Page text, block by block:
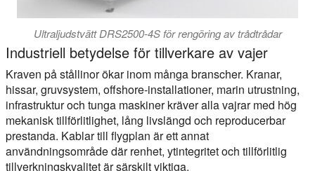
Ultraljudstvätt DRS2500-4S för rengöring av trådtrådar
Industriell betydelse för tillverkare av vajer
Kraven på stållinor ökar inom många branscher. Kranar,
hissar, gruvsystem, offshore-installationer, marin utrustning,
infrastruktur och tunga maskiner kräver alla vajrar med hög
mekanisk tillförlitlighet, lång livslängd och reproducerbar
prestanda. Kablar till flygplan är ett annat
användningsområde där renhet, ytintegritet och tillförlitlig
tillverkningskvalitet är särskilt viktiga.